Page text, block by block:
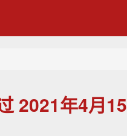
2021年4月15